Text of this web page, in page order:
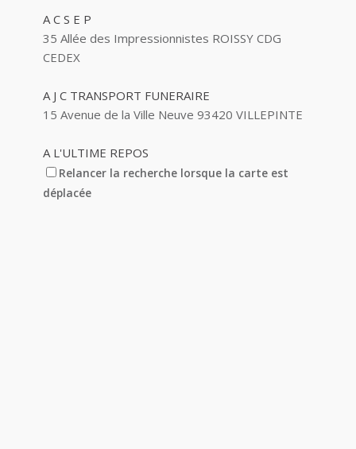
A C S E P
35 Allée des Impressionnistes ROISSY CDG
CEDEX
A J C TRANSPORT FUNERAIRE
15 Avenue de la Ville Neuve 93420 VILLEPINTE
A L'ULTIME REPOS
5 Avenue Barbes 93420 VILLEPINTE
Relancer la recherche lorsque la carte est
déplacée